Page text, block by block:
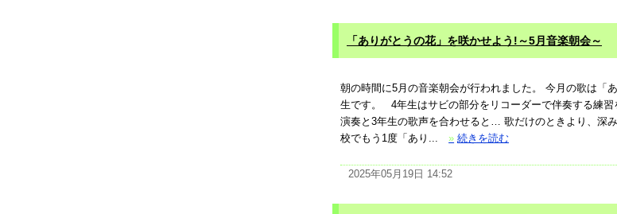
「ありがとうの花」を咲かせよう!～5月音楽朝会～
朝の時間に5月の音楽朝会が行われました。 今月の歌は「
生です。 4年生はサビの部分をリコーダーで伴奏する練
演奏と3年生の歌声を合わせると… 歌だけのときより、深
校でもう1度「あり...
» 続きを読む
2025年05月19日 14:52